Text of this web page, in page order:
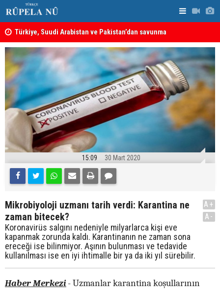
Türkiye, Suudi Arabistan ve Pakistan’dan savunma
anlaşması: Bir üyeye saldırı, tüm üyelere yapılmış
sayılacak
Önemli
15:09 30 Mart 2020
Mikrobiyoloji uzmanı tarih verdi: Karantina ne
zaman bitecek?
Koronavirüs salgını nedeniyle milyarlarca kişi eve
kapanmak zorunda kaldı. Karantinanın ne zaman sona
ereceği ise bilinmiyor. Aşının bulunması ve tedavide
kullanılması ise en iyi ihtimalle bir ya da iki yıl sürebilir.
A+
A-
Haber Merkezi- Uzmanlar karantina koşullarının